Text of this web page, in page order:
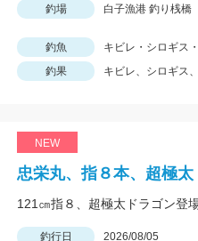
釣場
白子漁港 釣り桟橋
釣魚
キビレ・シロギス
釣果
キビレ、シロギス
NEW
忠栄丸、指８本、超極太
121㎝指８、超極太ドラゴン登
釣行日 2026/08/05